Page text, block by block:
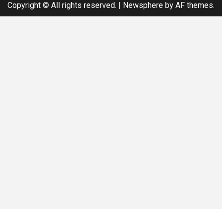
Copyright © All rights reserved. Newsphere by AF themes.